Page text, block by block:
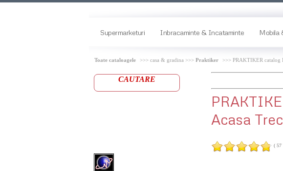
Supermarketuri Inbracaminte & Incataminte Mobila
Toate cataloagele >>> casa & gradina >>> Praktiker >>> PRAKTIKER catalog
CAUTARE
Acasa
( 57